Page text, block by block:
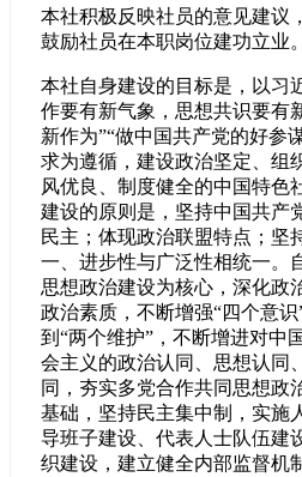
本社积极反映社员的意见建议
鼓励社员在本职岗位建功立业。
本社自身建设的目标是，以习
作要有新气象，思想共识要有
新作为”“做中国共产党的好参
求为遵循，建设政治坚定、组
风优良、制度健全的中国特色
建设的原则是，坚持中国共产
民主；体现政治联盟特点；坚
一、进步性与广泛性相统一。
思想政治建设为核心，深化政
政治素质，不断增强“四个意
到“两个维护”，不断增进对中
会主义的政治认同、思想认同
同，夯实多党合作共同思想政
基础，坚持民主集中制，实施
导班子建设、代表人士队伍建
织建设，建立健全内部监督机